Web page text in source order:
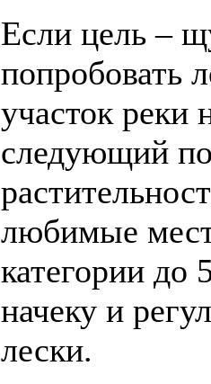
Если цель –
попробовать
участок реки
следующий
любимые
категории до
начеку и
лески.